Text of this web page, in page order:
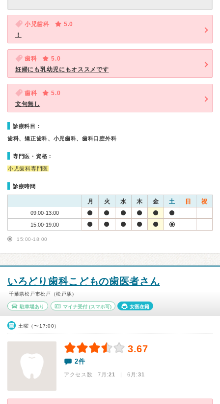
小児歯科
5.0
！
歯科
5.0
妊婦にも乳幼児にもオススメです
歯科
5.0
文句無し
診療科目：
歯科、矯正歯科、小児歯科、歯科口腔外科
専門医・資格：
小児歯科専門医
診療時間
月 火 水 木 金 土 日 祝
09:00-13:00
15:00-19:00
15:00-18:00
いろどり歯科こどもの歯医者さん
千葉県松戸市松戸（松戸駅）
駐車場あり マイナ受付(スマホ可) 女医在籍
土曜（〜17:00）
3.67
2件
アクセス数 7月:21 | 6月:31